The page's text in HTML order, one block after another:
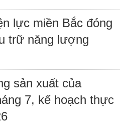
lực miền Bắc đóng
trữ năng lượng
sản xuất của
7, kế hoạch thực